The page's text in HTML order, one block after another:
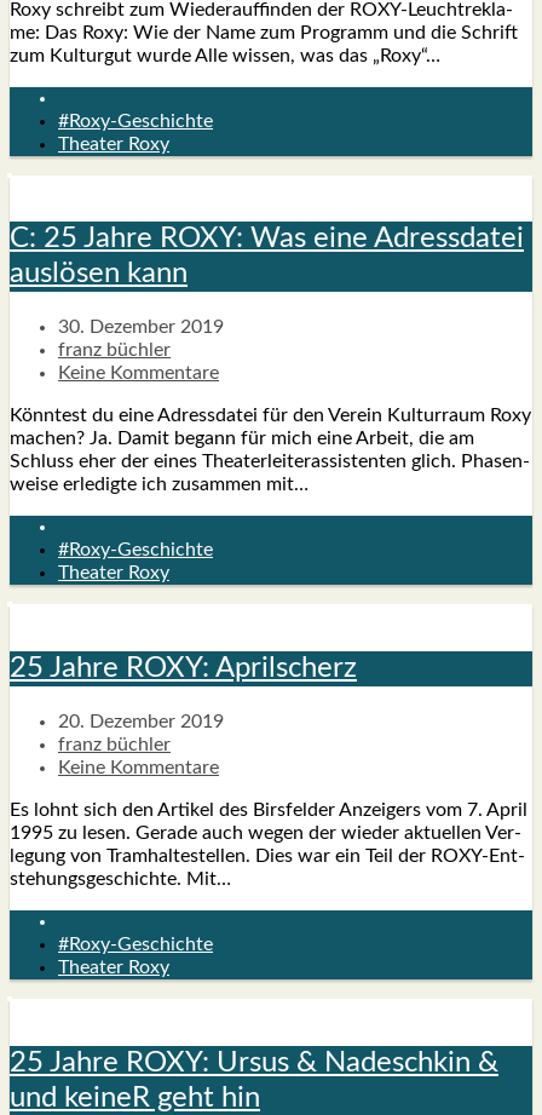
Roxy schreibt zum Wie­der­auf­fin­den der ROXY-Leuch­t­­re­kla­­
me: Das Roxy: Wie der Name zum Pro­gramm und die Schrift
zum Kul­tur­gut wur­de Alle wis­sen, was das „Roxy“…
#Roxy-Geschichte
Theater Roxy
C: 25 Jah­re ROXY: Was eine Adress­da­tei
aus­lö­sen kann
30. Dezember 2019
franz büchler
Keine Kommentare
Könn­test du eine Adress­da­tei für den Ver­ein Kul­tur­raum Roxy
machen? Ja. Damit begann für mich eine Arbeit, die am
Schluss eher der eines Thea­ter­lei­ter­as­sis­ten­ten glich. Pha­sen­
wei­se erle­dig­te ich zusam­men mit…
#Roxy-Geschichte
Theater Roxy
25 Jah­re ROXY: April­scherz
20. Dezember 2019
franz büchler
Keine Kommentare
Es lohnt sich den Arti­kel des Birs­fel­der Anzei­gers vom 7. April
1995 zu lesen. Gera­de auch wegen der wie­der aktu­el­len Ver­
le­gung von Tram­hal­te­stel­len. Dies war ein Teil der ROXY-Ent­
s­te­hungs­­­ge­­schich­­te. Mit…
#Roxy-Geschichte
Theater Roxy
25 Jah­re ROXY: Ursus & Nadesch­kin &
und kei­neR geht hin